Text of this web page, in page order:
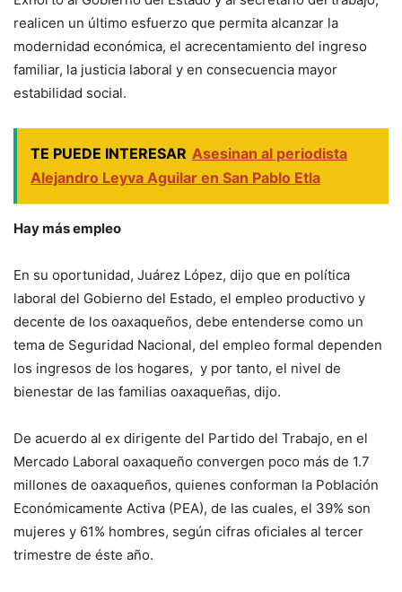
realicen un último esfuerzo que permita alcanzar la
modernidad económica, el acrecentamiento del ingreso
familiar, la justicia laboral y en consecuencia mayor
estabilidad social.
TE PUEDE INTERESAR Asesinan al periodista
Alejandro Leyva Aguilar en San Pablo Etla
Hay más empleo
En su oportunidad, Juárez López, dijo que en política
laboral del Gobierno del Estado, el empleo productivo y
decente de los oaxaqueños, debe entenderse como un
tema de Seguridad Nacional, del empleo formal dependen
los ingresos de los hogares, y por tanto, el nivel de
bienestar de las familias oaxaqueñas, dijo.
De acuerdo al ex dirigente del Partido del Trabajo, en el
Mercado Laboral oaxaqueño convergen poco más de 1.7
millones de oaxaqueños, quienes conforman la Población
Económicamente Activa (PEA), de las cuales, el 39% son
mujeres y 61% hombres, según cifras oficiales al tercer
trimestre de éste año.